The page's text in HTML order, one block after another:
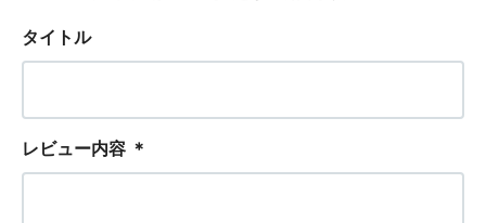
タイトル
レビュー内容 ＊